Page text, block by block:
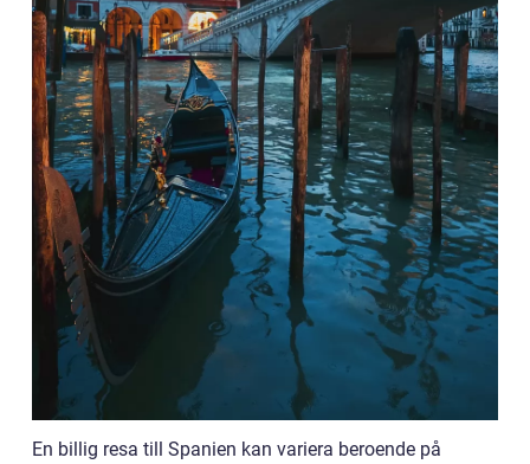
En billig resa till Spanien kan variera beroende på